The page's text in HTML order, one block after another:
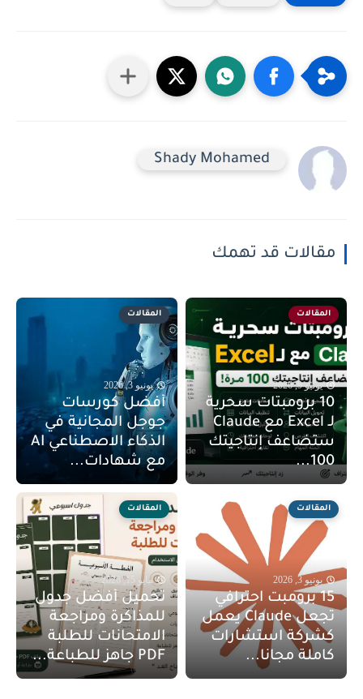
Shady Mohamed
مقالات قد تهمك
المقالات
يونيو 9, 2026
10 برومبتات سحرية
لـ Excel مع Claude
ستضاعف إنتاجيتك
100...
المقالات
يونيو 3, 2026
أفضل كورسات
جوجل المجانية في
الذكاء الاصطناعي AI
مع شهادات...
المقالات
يونيو 3, 2026
15 برومبت احترافي
تجعل Claude يعمل
كشركة استشارات
كاملة مجانا...
المقالات
مايو 15, 2026
تحميل أفضل جدول
للمذاكرة ومراجعة
الامتحانات للطلبة
PDF جاهز للطباعة...